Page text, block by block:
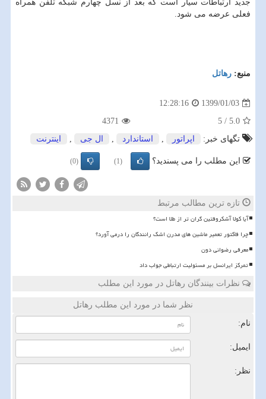
جدید ارتباطات سیار است كه بعد از نسل چهارم شبكه تلفن همراه
فعلی عرضه می شود.
منبع: رهاتل
1399/01/03
12:28:16
5.0
/
5
4371
تگهای خبر:
اپراتور , استاندارد , ال جی , اینترنت
این مطلب را می پسندید؟ (1)
(0)
تازه ترین مطالب مرتبط
آیا کولا آشکروفتین گران تر از طلا است؟
چرا فاکتور تعمیر ماشین های مدرن اشک رانندگان را درمی آورد؟
معرفی رضوانی دون
تمرکز ایرانسل بر مسئولیت ارتباطی جواب داد
نظرات بینندگان رهاتل در مورد این مطلب
نظر شما در مورد این مطلب رهاتل
نام:
ایمیل:
نظر: